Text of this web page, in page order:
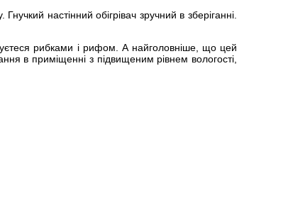
настінний обігрівач зручний в зберіганні.
рибками і рифом. А найголовніше, що цей
в приміщенні з підвищеним рівнем вологості,